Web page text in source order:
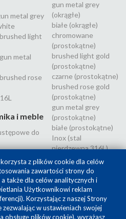
metal grey
light
metal
rose
i meble
do
gun metal grey
(okrągłe)
białe (okrągłe)
chromowane
(prostokątne)
brushed light gold
(prostokątne)
czarne (prostokątne)
brushed rose gold
(prostokątne)
gun metal grey
(prostokątne)
białe (prostokątne)
Inox (stal
nierdzewna 316L)
z plików cookie dla celów
zawartości strony do
także dla celów analitycznych i
Użytkownikowi reklam
Korzystając z naszej Strony
w ustawieniach swojej
obsługę plików cookie), wyrażasz